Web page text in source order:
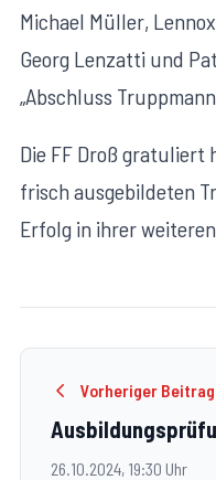
Michael Müller,
Georg Lenzatti und
„Abschluss
Die FF Droß
frisch ausgebildeten
Erfolg in ihrer
Vorheriger Beitrag
26.10.2024, 19:30 Uhr